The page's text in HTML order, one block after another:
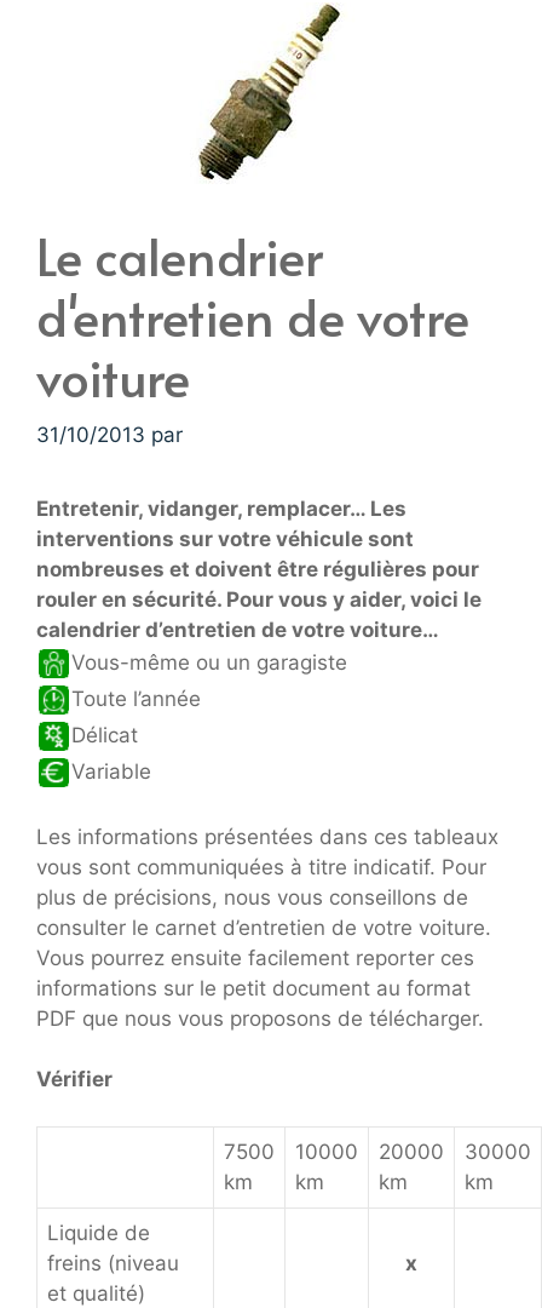
Le calendrier
d'entretien de votre
voiture
31/10/2013 par
Entretenir, vidanger, remplacer… Les
interventions sur votre véhicule sont
nombreuses et doivent être régulières pour
rouler en sécurité. Pour vous y aider, voici le
calendrier d’entretien de votre voiture…
Vous-même ou un garagiste
Toute l’année
Délicat
Variable
Les informations présentées dans ces tableaux
vous sont communiquées à titre indicatif. Pour
plus de précisions, nous vous conseillons de
consulter le carnet d’entretien de votre voiture.
Vous pourrez ensuite facilement reporter ces
informations sur le petit document au format
PDF que nous vous proposons de télécharger.
Vérifier
7500
km
10000
km
20000
km
30000
km
Liquide de
freins (niveau
et qualité)
x